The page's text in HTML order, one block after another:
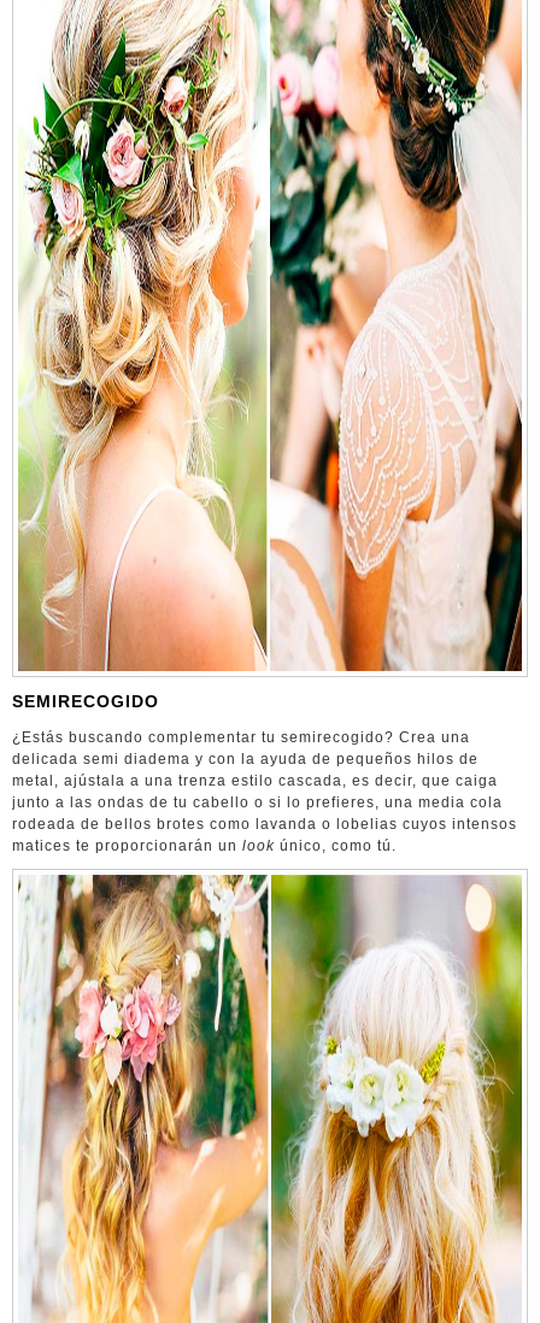
SEMIRECOGIDO
¿Estás buscando complementar tu semirecogido? Crea una
delicada semi diadema y con la ayuda de pequeños hilos de
metal, ajústala a una trenza estilo cascada, es decir, que caiga
junto a las ondas de tu cabello o si lo prefieres, una media cola
rodeada de bellos brotes como lavanda o lobelias cuyos intensos
matices te proporcionarán un look único, como tú.